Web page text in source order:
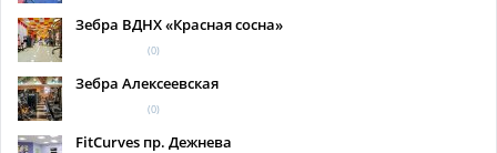
Зебра ВДНХ «Красная сосна»
(0)
Зебра Алексеевская
(0)
FitCurves пр. Дежнева